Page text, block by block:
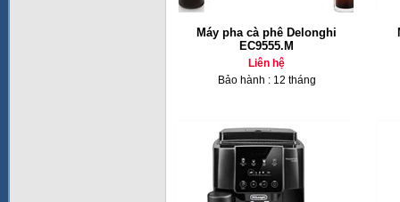
Máy pha cà phê Delonghi
EC9555.M
Liên hệ
Bảo hành : 12 tháng